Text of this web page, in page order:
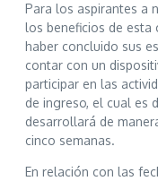
Para los aspirantes a
los beneficios de esta
haber concluido sus
contar con un
participar en las
de ingreso, el cual es
desarrollará de
cinco semanas.
En relación con las